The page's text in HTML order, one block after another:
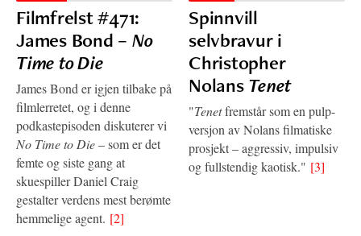
Filmfrelst #471:
James Bond – No
Time to Die
James Bond er igjen tilbake på
filmlerretet, og i denne
podkastepisoden diskuterer vi
No Time to Die– som er det
femte og siste gang at
skuespiller Daniel Craig
gestalter verdens mest berømte
hemmelige agent. [2]
Spinnvill
selvbravur i
Christopher
NolansTenet
"Tenetfremstår som en pulp-
versjon av Nolans filmatiske
prosjekt – aggressiv, impulsiv
og fullstendig kaotisk." [3]